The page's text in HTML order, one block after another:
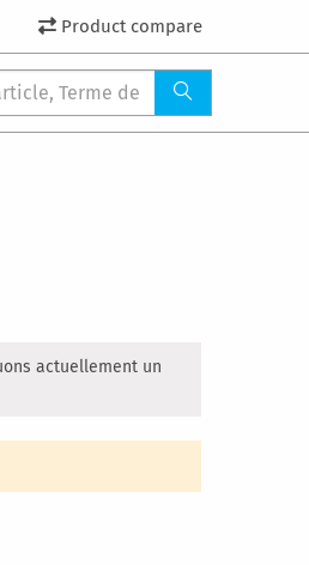
Product compare
actuellement un